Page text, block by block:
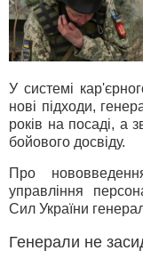
У системі
нові підходи,
років на посаді, а
бойового досвіду.
Про
управління
Сил України
Генерали не